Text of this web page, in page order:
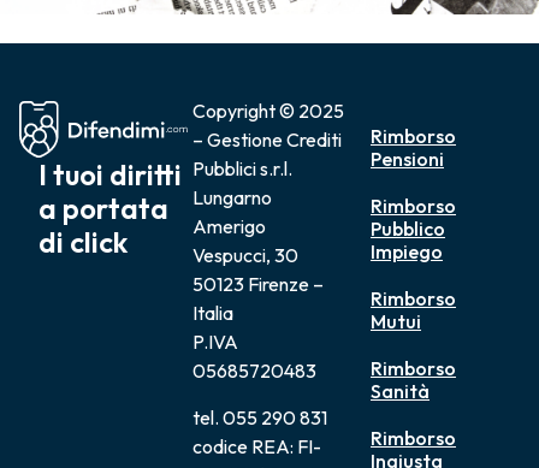
I tuoi diritti
a portata
di click
Copyright © 2025
– Gestione Crediti
Pubblici s.r.l.
Lungarno
Amerigo
Vespucci, 30
50123 Firenze –
Italia
P.IVA
05685720483
tel. 055 290 831
codice REA: FI-
Rimborso
Pensioni
Rimborso
Pubblico
Impiego
Rimborso
Mutui
Rimborso
Sanità
Rimborso
Ingiusta